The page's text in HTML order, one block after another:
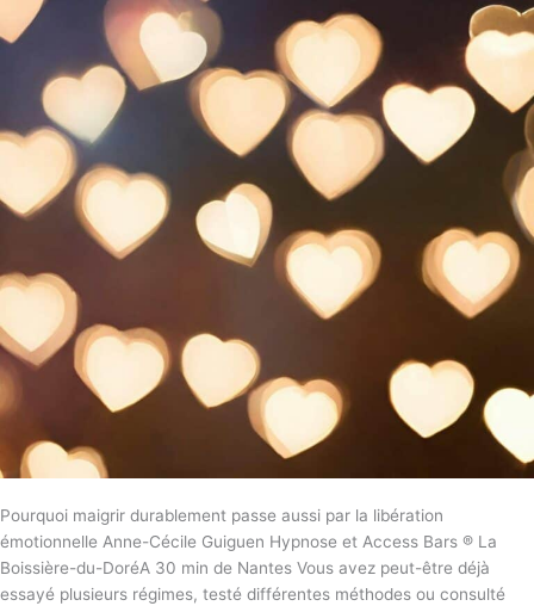
Pourquoi maigrir durablement passe aussi par la libération
émotionnelle Anne-Cécile Guiguen Hypnose et Access Bars ® La
Boissière-du-DoréA 30 min de Nantes Vous avez peut-être déjà
essayé plusieurs régimes, testé différentes méthodes ou consulté